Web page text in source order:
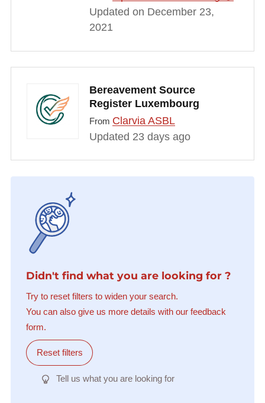
Updated on December 23,
2021
Bereavement Source
Register Luxembourg
From Clarvia ASBL
Updated 23 days ago
Didn't find what you are looking for ?
Try to reset filters to widen your search.
You can also give us more details with our feedback
form.
Reset filters
Tell us what you are looking for